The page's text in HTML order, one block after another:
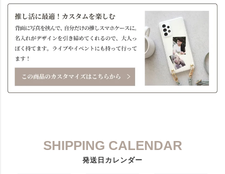
SHIPPING CALENDAR
発送日カレンダー